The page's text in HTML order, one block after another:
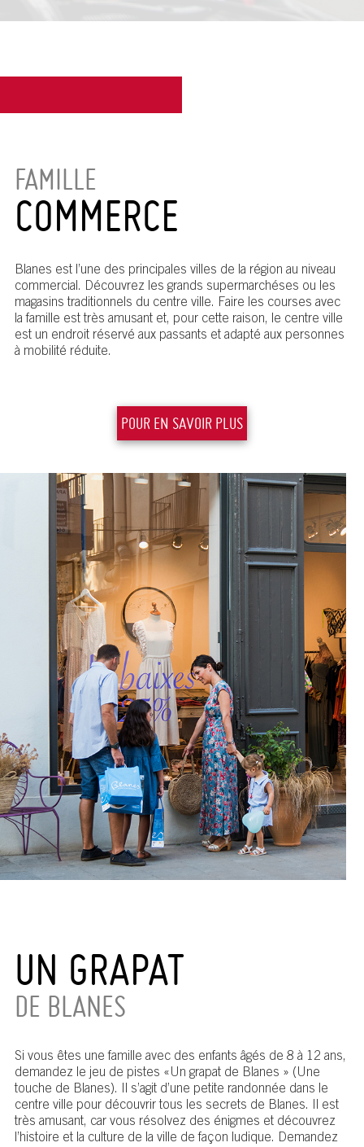
FAMILLE
COMMERCE
Blanes est l’une des principales villes de la région au niveau
commercial. Découvrez les grands supermarchéses ou les
magasins traditionnels du centre ville. Faire les courses avec
la famille est très amusant et, pour cette raison, le centre ville
est un endroit réservé aux passants et adapté aux personnes
à mobilité réduite.
POUR EN SAVOIR PLUS
UN GRAPAT
DE BLANES
Si vous êtes une famille avec des enfants âgés de 8 à 12 ans,
demandez le jeu de pistes «Un grapat de Blanes » (Une
touche de Blanes). Il s’agit d’une petite randonnée dans le
centre ville pour découvrir tous les secrets de Blanes. Il est
très amusant, car vous résolvez des énigmes et découvrez
l’histoire et la culture de la ville de façon ludique. Demandez